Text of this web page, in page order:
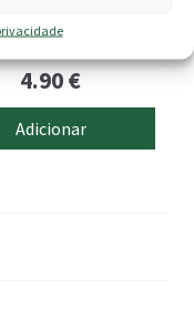
Expandida
6lt
4.90€
Adicionar